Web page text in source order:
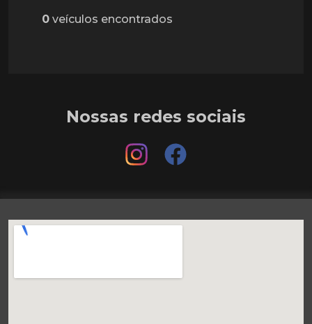
0 veículos encontrados
Nossas redes sociais